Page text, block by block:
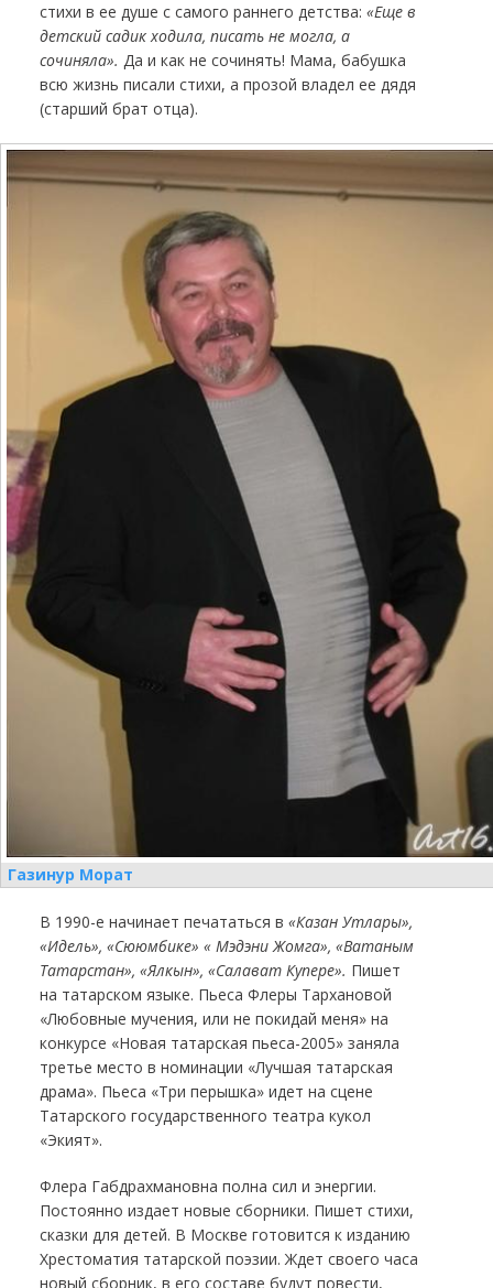
стихи в ее душе с самого раннего детства: «Еще в
детский садик ходила, писать не могла, а
сочиняла». Да и как не сочинять! Мама, бабушка
всю жизнь писали стихи, а прозой владел ее дядя
(старший брат отца).
Газинур Морат
В 1990-е начинает печататься в «Казан Утлары»,
«Идель», «Сююмбике» « Мэдэни Жомга», «Ватаным
Татарстан», «Ялкын», «Салават Купере». Пишет
на татарском языке. Пьеса Флеры Тархановой
«Любовные мучения, или не покидай меня» на
конкурсе «Новая татарская пьеса-2005» заняла
третье место в номинации «Лучшая татарская
драма». Пьеса «Три перышка» идет на сцене
Татарского государственного театра кукол
«Экият».
Флера Габдрахмановна полна сил и энергии.
Постоянно издает новые сборники. Пишет стихи,
сказки для детей. В Москве готовится к изданию
Хрестоматия татарской поэзии. Ждет своего часа
новый сборник, в его составе будут повести,